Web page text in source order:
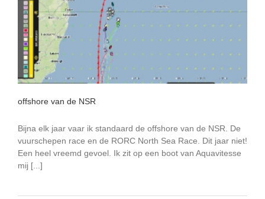
offshore van de NSR
Bijna elk jaar vaar ik standaard de offshore van de NSR. De
vuurschepen race en de RORC North Sea Race. Dit jaar niet!
Een heel vreemd gevoel. Ik zit op een boot van Aquavitesse
mij [...]